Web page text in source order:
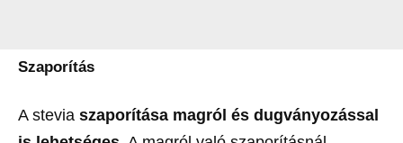
Szaporítás
A stevia szaporítása magról és dugványozással